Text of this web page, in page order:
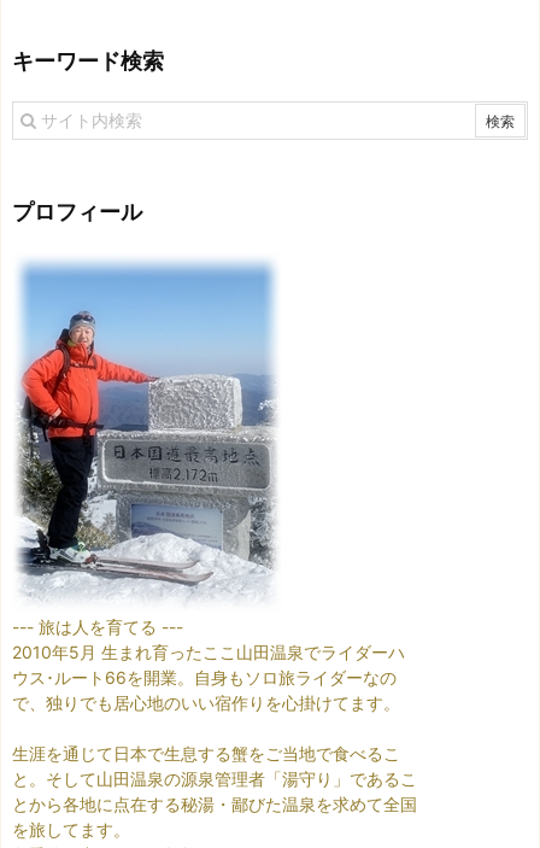
キーワード検索
プロフィール
--- 旅は人を育てる ---
2010年5月 生まれ育ったここ山田温泉でライダーハ
ウス･ルート66を開業。自身もソロ旅ライダーなの
で、独りでも居心地のいい宿作りを心掛けてます。
生涯を通じて日本で生息する蟹をご当地で食べるこ
と。そして山田温泉の源泉管理者「湯守り」であるこ
とから各地に点在する秘湯・鄙びた温泉を求めて全国
を旅してます。